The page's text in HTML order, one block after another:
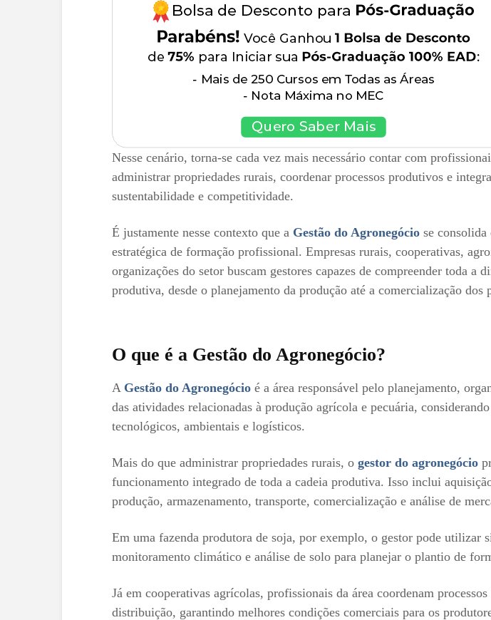
Nesse cenário, torna-se cada vez mais necessário contar com
administrar propriedades rurais, coordenar processos produtivos e
sustentabilidade e competitividade.
É justamente nesse contexto que a Gestão do Agronegócio se consolida
estratégica de formação profissional. Empresas rurais, cooperativas,
organizações do setor buscam gestores capazes de compreender toda a
produtiva, desde o planejamento da produção até a comercialização dos
O que é a Gestão do Agronegócio?
A Gestão do Agronegócio é a área responsável pelo planejamento,
das atividades relacionadas à produção agrícola e pecuária,
tecnológicos, ambientais e logísticos.
Mais do que administrar propriedades rurais, o gestor do agronegócio
funcionamento integrado de toda a cadeia produtiva. Isso inclui
produção, armazenamento, transporte, comercialização e análise de
Em uma fazenda produtora de soja, por exemplo, o gestor pode utilizar
monitoramento climático e análise de solo para planejar o plantio de
Já em cooperativas agrícolas, profissionais da área coordenam
distribuição, garantindo melhores condições comerciais para os